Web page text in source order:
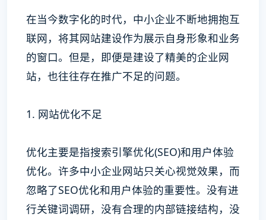
在当今数字化的时代，中小企业不断地拥抱互
联网，将其网站建设作为展示自身形象和业务
的窗口。但是，即便是建设了精美的企业网
站，也往往存在推广不足的问题。
1. 网站优化不足
优化主要是指搜索引擎优化(SEO)和用户体验
优化。许多中小企业网站只关心视觉效果，而
忽略了SEO优化和用户体验的重要性。没有进
行关键词调研，没有合理的内部链接结构，没